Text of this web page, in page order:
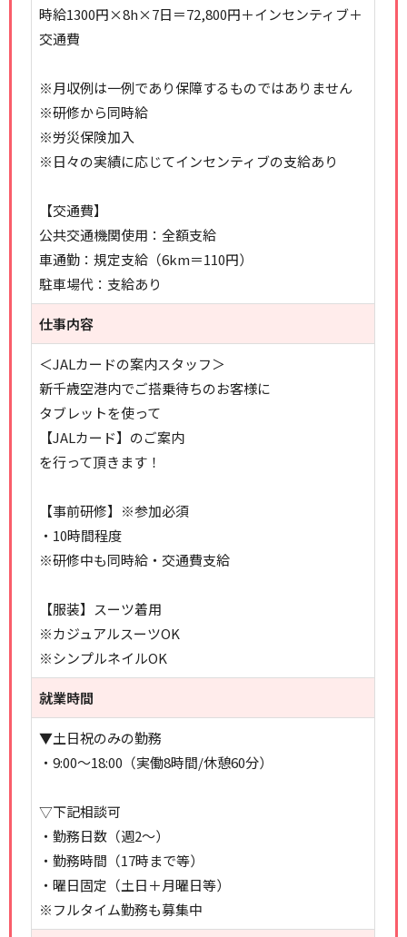
時給1300円×8h×7日＝72,800円＋インセンティブ＋
交通費
※月収例は一例であり保障するものではありません
※研修から同時給
※労災保険加入
※日々の実績に応じてインセンティブの支給あり
【交通費】
公共交通機関使用：全額支給
車通勤：規定支給（6km＝110円）
駐車場代：支給あり
仕事内容
＜JALカードの案内スタッフ＞
新千歳空港内でご搭乗待ちのお客様に
タブレットを使って
【JALカード】のご案内
を行って頂きます！
【事前研修】※参加必須
・10時間程度
※研修中も同時給・交通費支給
【服装】スーツ着用
※カジュアルスーツOK
※シンプルネイルOK
就業時間
▼土日祝のみの勤務
・9:00～18:00（実働8時間/休憩60分）
▽下記相談可
・勤務日数（週2～）
・勤務時間（17時まで等）
・曜日固定（土日＋月曜日等）
※フルタイム勤務も募集中